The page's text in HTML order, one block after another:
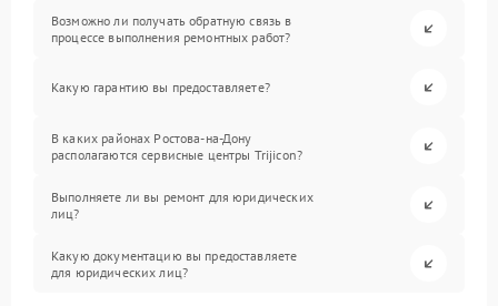
Возможно ли получать обратную связь в
процессе выполнения ремонтных работ?
Какую гарантию вы предоставляете?
В каких районах Ростова-на-Дону
располагаются сервисные центры Trijicon?
Выполняете ли вы ремонт для юридических
лиц?
Какую документацию вы предоставляете
для юридических лиц?